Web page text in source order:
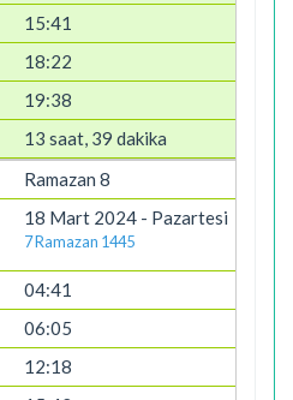
15:41
18:22
19:38
13 saat, 39 dakika
Ramazan 8
18 Mart 2024 - Pazartesi
7 Ramazan 1445
04:41
06:05
12:18